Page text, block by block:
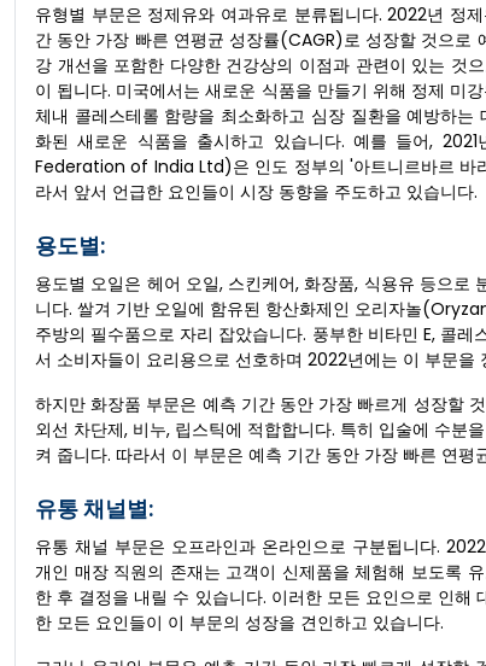
유형별 부문은 정제유와 여과유로 분류됩니다. 2022년 정
간 동안 가장 빠른 연평균 성장률(CAGR)로 성장할 것으로
강 개선을 포함한 다양한 건강상의 이점과 관련이 있는 것
이 됩니다. 미국에서는 새로운 식품을 만들기 위해 정제 미
체내 콜레스테롤 함량을 최소화하고 심장 질환을 예방하
화된 새로운 식품을 출시하고 있습니다. 예를 들어,
Federation of India Ltd)은 인도 정부의 '아트니르바르
라서 앞서 언급한 요인들이 시장 동향을 주도하고 있습니다.
용도별:
용도별 오일은 헤어 오일, 스킨케어, 화장품, 식용유 등으
니다. 쌀겨 기반 오일에 함유된 항산화제인 오리자놀
주방의 필수품으로 자리 잡았습니다. 풍부한 비타민 E, 콜
서 소비자들이 요리용으로 선호하며 2022년에는 이 부문을
하지만 화장품 부문은 예측 기간 동안 가장 빠르게 성장할
외선 차단제, 비누, 립스틱에 적합합니다. 특히 입술에 수분
켜 줍니다. 따라서 이 부문은 예측 기간 동안 가장 빠른 연
유통 채널별:
유통 채널 부문은 오프라인과 온라인으로 구분됩니다.
개인 매장 직원의 존재는 고객이 신제품을 체험해 보도록
한 후 결정을 내릴 수 있습니다. 이러한 모든 요인으로 인
한 모든 요인들이 이 부문의 성장을 견인하고 있습니다.